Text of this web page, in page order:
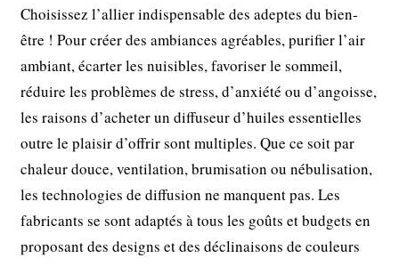
Choisissez l’allier indispensable des adeptes du bien-
être ! Pour créer des ambiances agréables, purifier l’air
ambiant, écarter les nuisibles, favoriser le sommeil,
réduire les problèmes de stress, d’anxiété ou d’angoisse,
les raisons d’acheter un diffuseur d’huiles essentielles
outre le plaisir d’offrir sont multiples. Que ce soit par
chaleur douce, ventilation, brumisation ou nébulisation,
les technologies de diffusion ne manquent pas. Les
fabricants se sont adaptés à tous les goûts et budgets en
proposant des designs et des déclinaisons de couleurs